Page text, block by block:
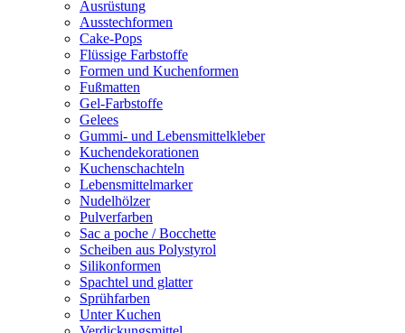
Ausrüstung
Ausstechformen
Cake-Pops
Flüssige Farbstoffe
Formen und Kuchenformen
Fußmatten
Gel-Farbstoffe
Gelees
Gummi- und Lebensmittelkleber
Kuchendekorationen
Kuchenschachteln
Lebensmittelmarker
Nudelhölzer
Pulverfarben
Sac a poche / Bocchette
Scheiben aus Polystyrol
Silikonformen
Spachtel und glatter
Sprühfarben
Unter Kuchen